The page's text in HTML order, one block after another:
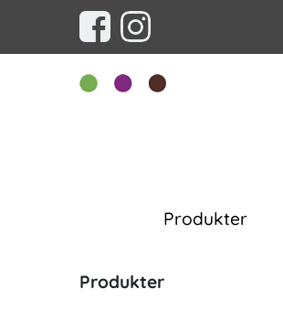
Produkter
Produkter